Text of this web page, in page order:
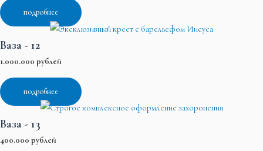
подробнее
Ваза - 12
1.000.000 рублей
подробнее
Ваза - 13
400.000 рублей